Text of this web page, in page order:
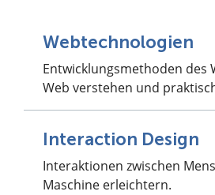
Webtechnologien
Entwicklungsmethoden des
Web verstehen und
Interaction Design
Interaktionen zwischen
Maschine erleichtern.